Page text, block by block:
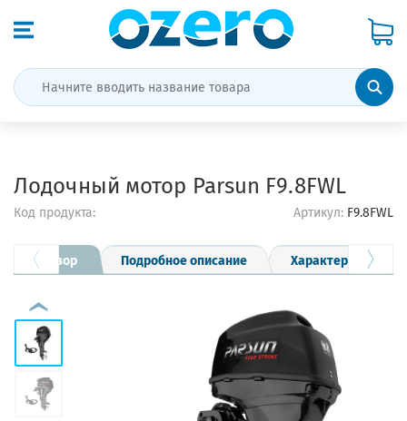
Лодочный мотор Parsun F9.8FWL
Код продукта: Артикул: F9.8FWL
Обзор Подробное описание Характеристики